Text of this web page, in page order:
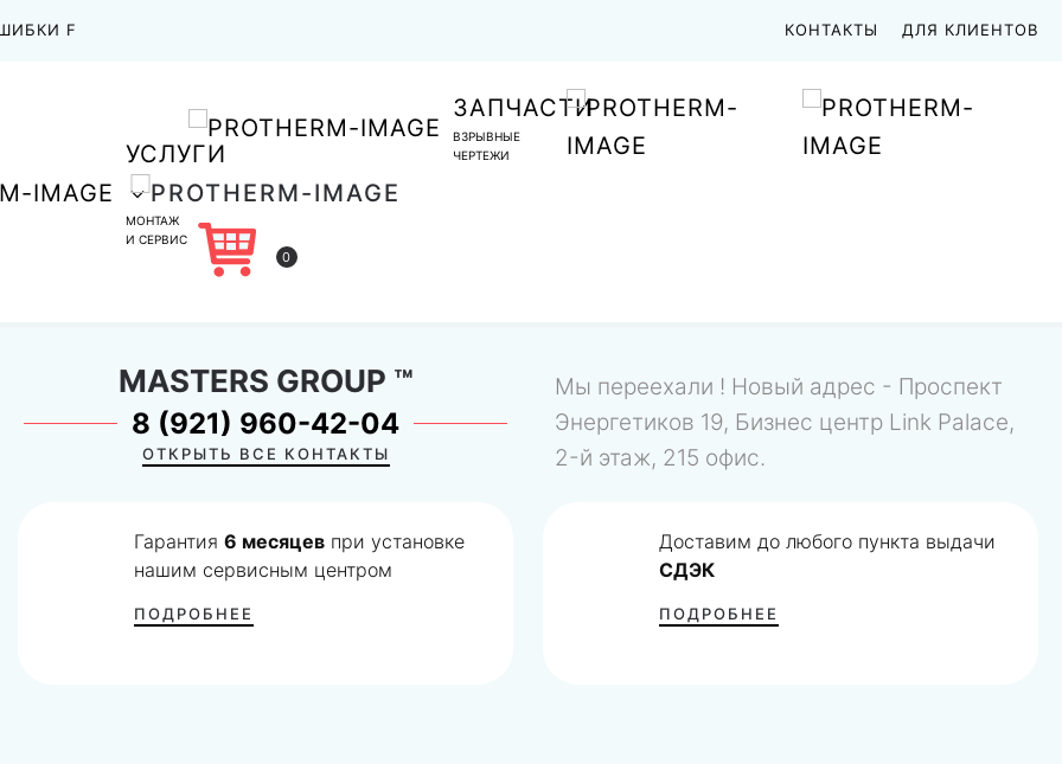
F КОНТАКТЫ ДЛЯ КЛИЕНТОВ
УСЛУГИ
МОНТАЖ
И СЕРВИС
ЗАПЧАСТИ
ВЗРЫВНЫЕ
ЧЕРТЕЖИ
0
MASTERS GROUP ™
8 (921) 960-42-04
ОТКРЫТЬ ВСЕ КОНТАКТЫ
Мы переехали ! Новый адрес - Проспект
Энергетиков 19, Бизнес центр Link Palace,
2-й этаж, 215 офис.
Гарантия6 месяцев при установке
нашим сервисным центром
ПОДРОБНЕЕ
Доставим до любого пункта выдачи
СДЭК
ПОДРОБНЕЕ